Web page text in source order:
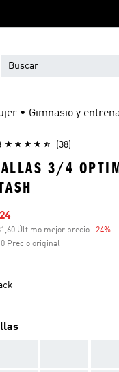
• Gimnasio y
(38)
3/4
rebajado
Último mejor precio -24%
Precio original